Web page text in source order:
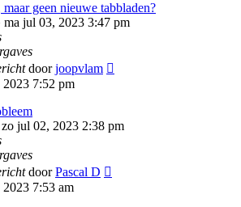
geen nieuwe tabbladen?
ma jul 03, 2023 3:47 pm
doorjoopvlam
7:52 pm
zo jul 02, 2023 2:38 pm
doorPascal D
7:53 am